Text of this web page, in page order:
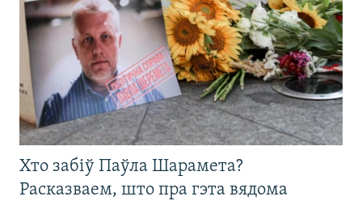
Хто забіў Паўла Шарамета?
Расказваем, што пра гэта вядома